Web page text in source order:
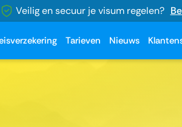
Veilig en secuur je visum regelen?
Tarieven Nieuws